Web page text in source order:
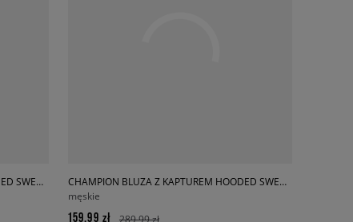
CHAMPION BLUZA Z KAPTUREM HOODED SWEATSHIRT
CHAMPION BLUZA Z KAPTUREM HOODED SWEATSHIRT
męskie
159,99 zł
289,99 zł